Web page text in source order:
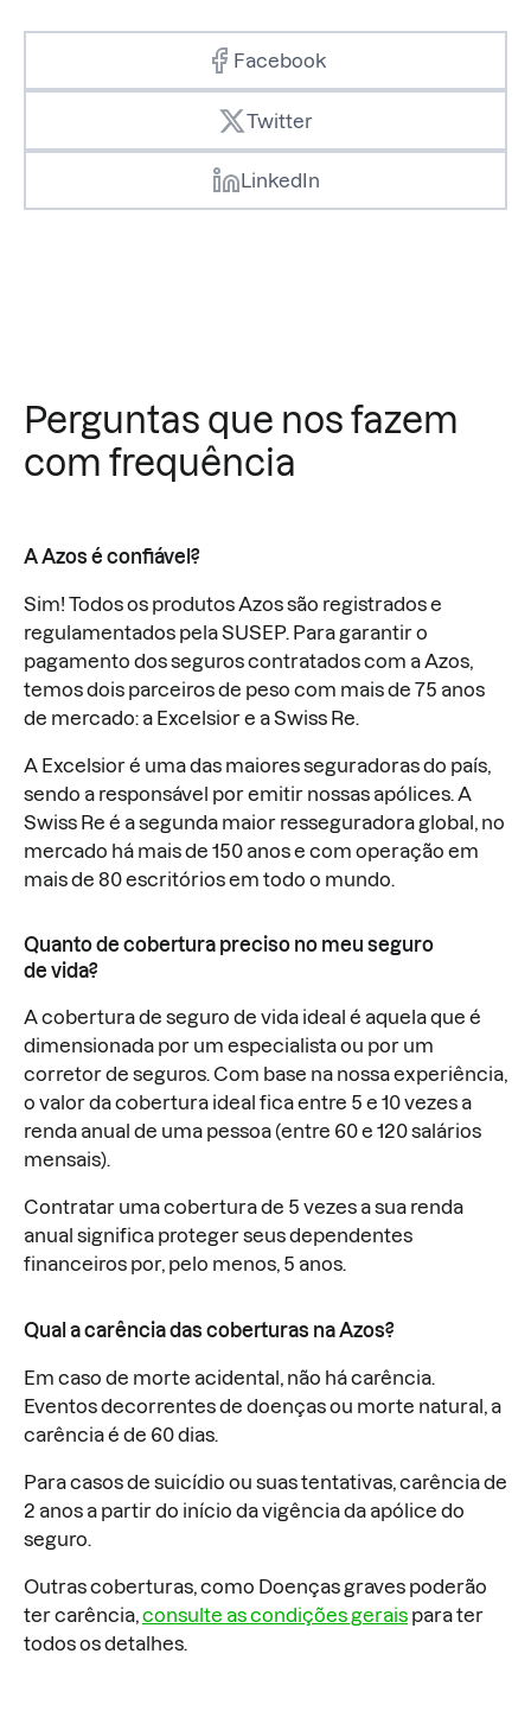
Facebook
Twitter
LinkedIn
Perguntas que nos fazem
com frequência
A Azos é confiável?
Sim! Todos os produtos Azos são registrados e
regulamentados pela SUSEP. Para garantir o
pagamento dos seguros contratados com a Azos,
temos dois parceiros de peso com mais de 75 anos
de mercado: a Excelsior e a Swiss Re.
A Excelsior é uma das maiores seguradoras do país,
sendo a responsável por emitir nossas apólices. A
Swiss Re é a segunda maior resseguradora global, no
mercado há mais de 150 anos e com operação em
mais de 80 escritórios em todo o mundo.
Quanto de cobertura preciso no meu seguro
de vida?
A cobertura de seguro de vida ideal é aquela que é
dimensionada por um especialista ou por um
corretor de seguros. Com base na nossa experiência,
o valor da cobertura ideal fica entre 5 e 10 vezes a
renda anual de uma pessoa (entre 60 e 120 salários
mensais).
Contratar uma cobertura de 5 vezes a sua renda
anual significa proteger seus dependentes
financeiros por, pelo menos, 5 anos.
Qual a carência das coberturas na Azos?
Em caso de morte acidental, não há carência.
Eventos decorrentes de doenças ou morte natural, a
carência é de 60 dias.
Para casos de suicídio ou suas tentativas, carência de
2 anos a partir do início da vigência da apólice do
seguro.
Outras coberturas, como Doenças graves poderão
ter carência,consulte as condições gerais para ter
todos os detalhes.